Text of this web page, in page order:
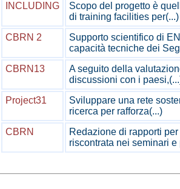
INCLUDING
Scopo del progetto è
di training facilities per(...)
CBRN 2
Supporto scientifico di
capacità tecniche dei
CBRN13
A seguito della
discussioni con i
Project31
Sviluppare una rete
ricerca per rafforza(...)
CBRN
Redazione di rapporti
riscontrata nei seminari e